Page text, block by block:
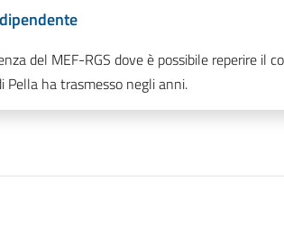
del MEF-RGS dove è possibile reperire il
Pella ha trasmesso negli anni.